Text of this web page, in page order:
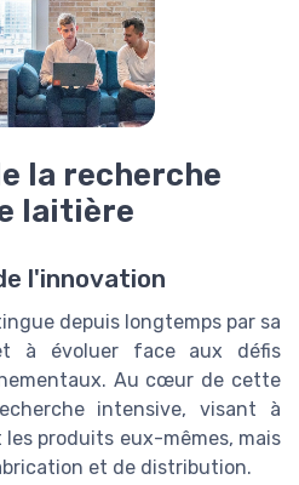
la recherche
laitière
l'innovation
depuis longtemps par sa
à évoluer face aux défis
Au cœur de cette
intensive, visant à
produits eux-mêmes, mais
et de distribution.